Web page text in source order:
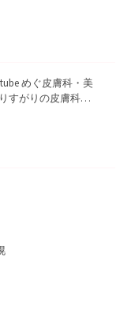
めぐ皮膚科・美
すがりの皮膚科